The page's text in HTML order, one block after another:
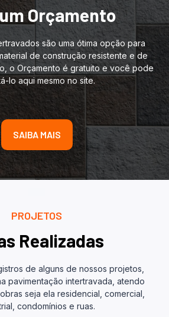
Orçamento
são uma ótima opção para
de construção resistente e de
o Orçamento é gratuito e você pode
lo aqui mesmo no site.
SAIBA MAIS
PROJETOS
Realizadas
de alguns de nossos projetos,
pavimentação intertravada, atendo
seja ela residencial, comercial,
condomínios e ruas.